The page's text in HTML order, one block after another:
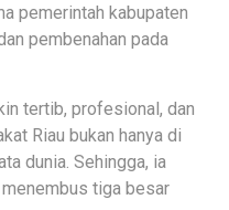
pemerintah kabupaten
pembenahan pada
tertib, profesional, dan
Riau bukan hanya di
dunia. Sehingga, ia
tiga besar